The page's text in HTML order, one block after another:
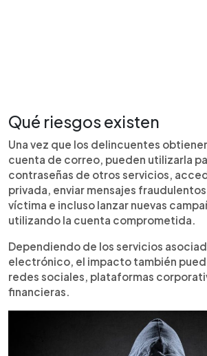
Qué riesgos existen
Una vez que los delincuentes
cuenta de correo, pueden utilizarla
contraseñas de otros servicios,
privada, enviar mensajes
víctima e incluso lanzar nuevas
utilizando la cuenta comprometida.
Dependiendo de los servicios
electrónico, el impacto también
redes sociales, plataformas
financieras.